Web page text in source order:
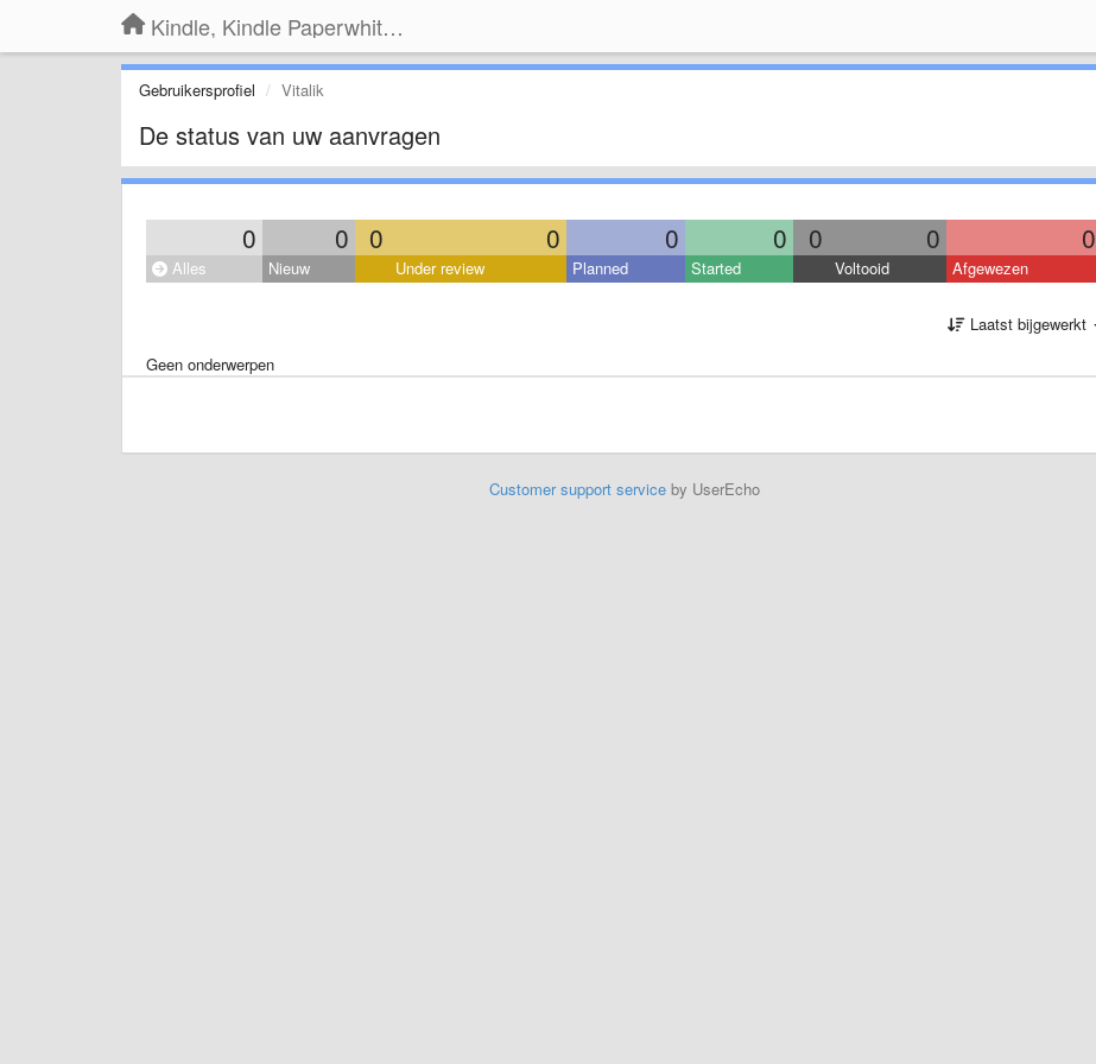
Kindle, Kindle Paperwhite, Kindle Voyage
Gebruikersprofiel Vitalik
De status van uw aanvragen
0 0 0 0 0 0 0 0 0
Alles Nieuw Under review Planned Started Voltooid Afgewezen
Laatst bijgewerkt
Geen onderwerpen
Customer support serviceby UserEcho